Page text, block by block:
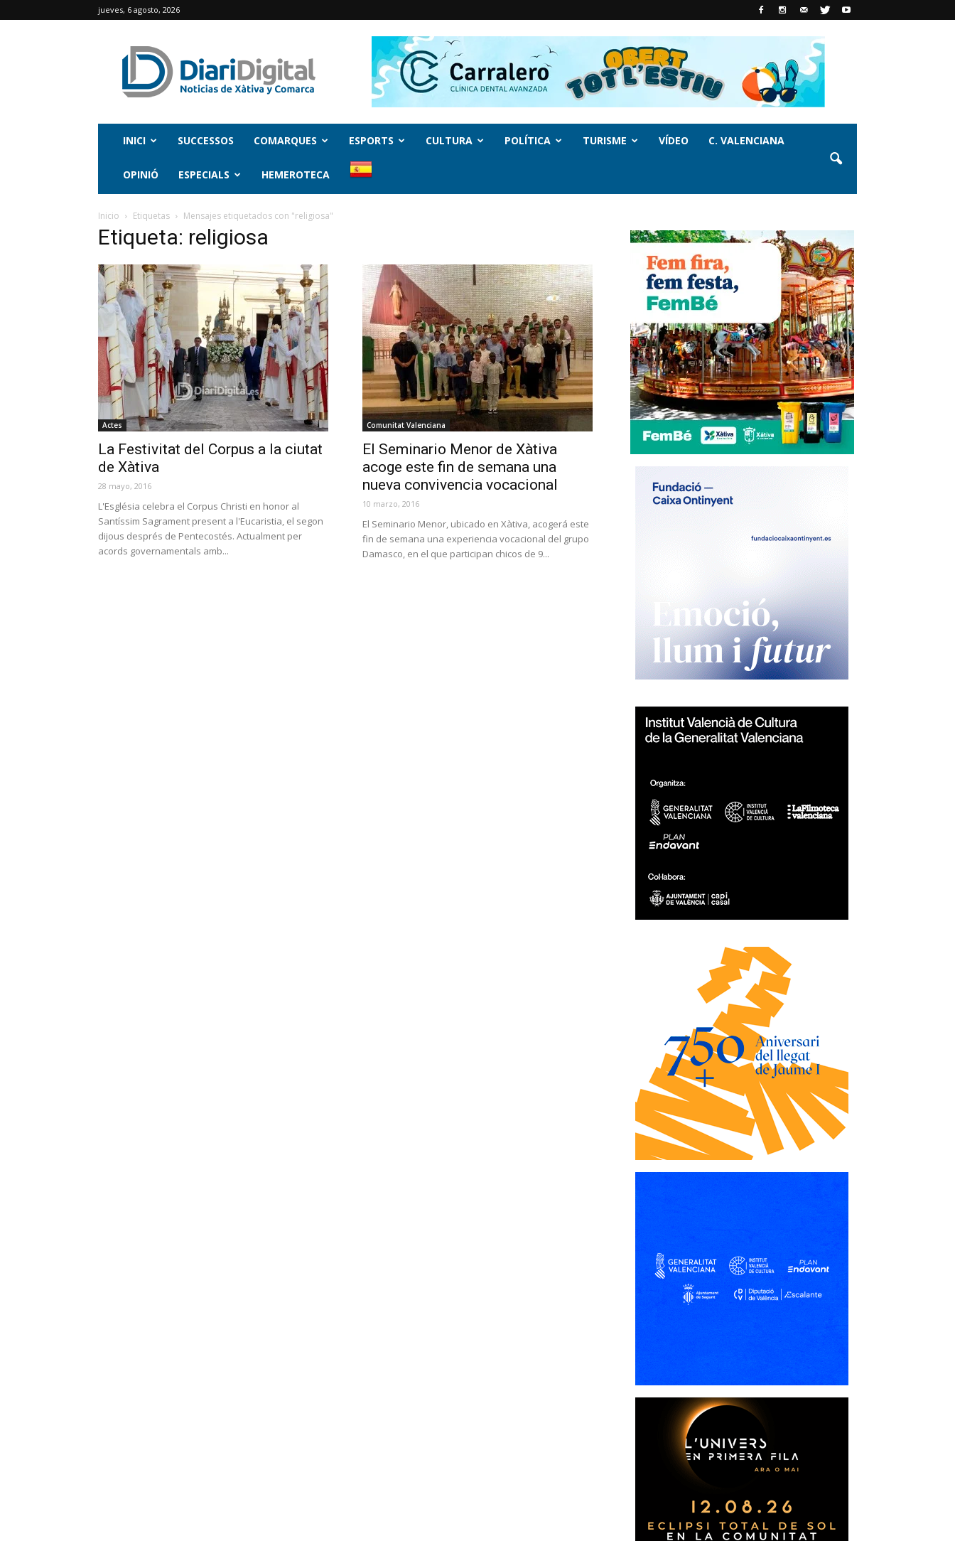
jueves, 6 agosto, 2026
INICI SUCCESSOS COMARQUES ESPORTS CULTURA POLÍTICA TURISME VÍDEO C. VALENCIANA
OPINIÓ ESPECIALS HEMEROTECA
Inicio Etiquetas Mensajes etiquetados con "religiosa"
Etiqueta: religiosa
Actes
La Festivitat del Corpus a la ciutat
de Xàtiva
28 mayo, 2016
L'Església celebra el Corpus Christi en honor al
Santíssim Sagrament present a l'Eucaristia, el segon
dijous després de Pentecostés. Actualment per
acords governamentals amb...
Comunitat Valenciana
El Seminario Menor de Xàtiva
acoge este fin de semana una
nueva convivencia vocacional
10 marzo, 2016
El Seminario Menor, ubicado en Xàtiva, acogerá este
fin de semana una experiencia vocacional del grupo
Damasco, en el que participan chicos de 9...